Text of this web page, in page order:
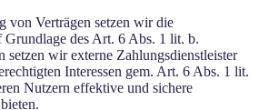
von Verträgen setzen wir die
Grundlage des Art. 6 Abs. 1 lit. b.
wir externe Zahlungsdienstleister
Interessen gem. Art. 6 Abs. 1 lit.
Nutzern effektive und sichere